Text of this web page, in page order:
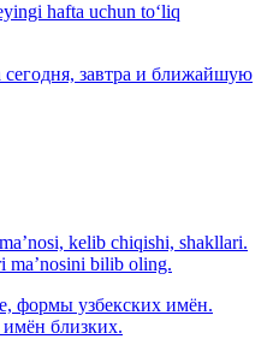
hafta uchun to‘liq
завтра и ближайшую
kelib chiqishi, shakllari.
ma’nosini bilib oling.
формы узбекских имён.
близких.